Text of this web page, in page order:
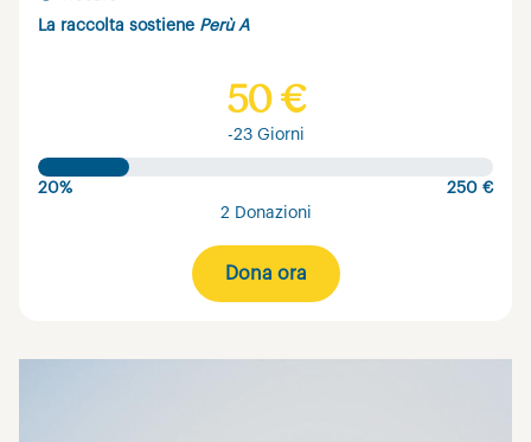
La raccolta sostiene Perù A
50 €
-23 Giorni
20%
250 €
2 Donazioni
Dona ora